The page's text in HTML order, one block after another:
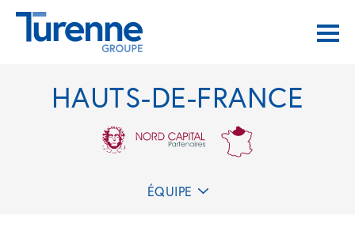
HAUTS-DE-FRANCE
ÉQUIPE